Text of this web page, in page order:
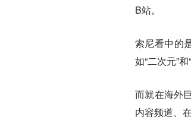
B站。
索尼看中的
如“二次元”和
而就在海外
内容频道、